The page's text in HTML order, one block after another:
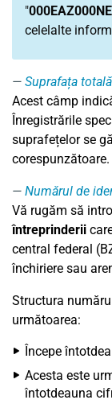
"
celelalte
Suprafața
Acest câmp
Înregistrările
suprafețelor se
corespunzătoare.
Numărul de
Vă rugăm să
întreprinderii
central federal
închiriere sau
Structura
următoarea:
Începe
Acesta este
întotdeauna